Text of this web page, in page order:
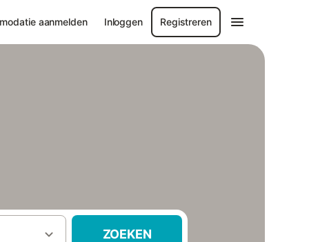
aanmelden Inloggen Registreren
ZOEKEN